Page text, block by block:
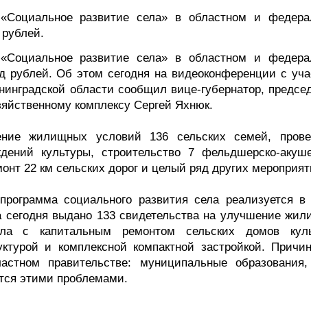
развитие села» в областном и
развитие села» в областном и
рублей. Об этом сегодня на видеоконференции с
области сообщил вице-губернатор,
комплексу Сергей Яхнюк.
жилищных условий 136 сельских семей,
культуры, строительство 7 фельдшерско-
22 км сельских дорог и целый ряд других
социального развития села реализуется в
выдано 133 свидетельства на улучшение
с капитальным ремонтом сельских домов
и комплексной компактной застройкой.
правительстве: муниципальные
этими проблемами.